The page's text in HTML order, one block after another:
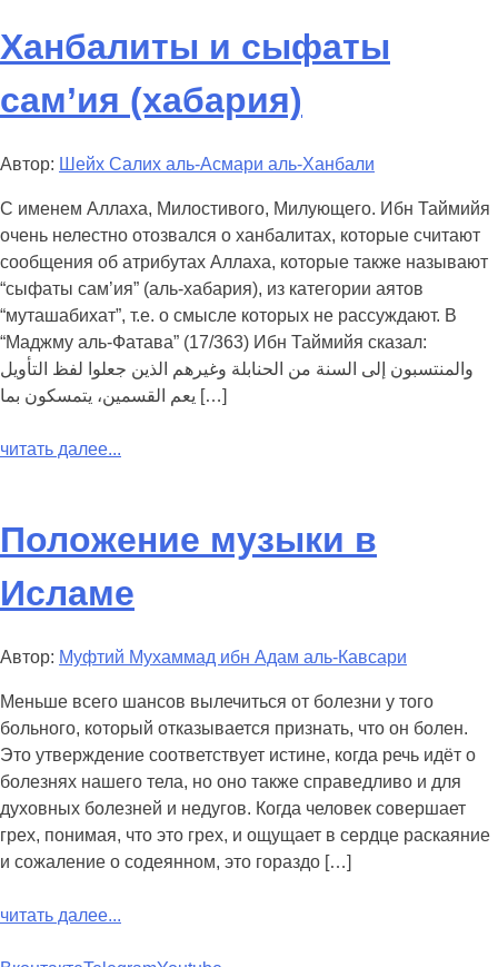
Ханбалиты и сыфаты
сам’ия (хабария)
Автор: Шейх Салих аль-Асмари аль-Ханбали
С именем Аллаха, Милостивого, Милующего. Ибн Таймийя
очень нелестно отозвался о ханбалитах, которые считают
сообщения об атрибутах Аллаха, которые также называют
“сыфаты сам’ия” (аль-хабария), из категории аятов
“муташабихат”, т.е. о смысле которых не рассуждают. В
“Маджму аль-Фатава” (17/363) Ибн Таймийя сказал:
والمنتسبون إلى السنة من الحنابلة وغيرهم الذين جعلوا لفظ التأويل
يعم القسمين، يتمسكون بما […]
читать далее...
Положение музыки в
Исламе
Автор: Муфтий Мухаммад ибн Адам аль-Кавсари
Меньше всего шансов вылечиться от болезни у того
больного, который отказывается признать, что он болен.
Это утверждение соответствует истине, когда речь идёт о
болезнях нашего тела, но оно также справедливо и для
духовных болезней и недугов. Когда человек совершает
грех, понимая, что это грех, и ощущает в сердце раскаяние
и сожаление о содеянном, это гораздо […]
читать далее...